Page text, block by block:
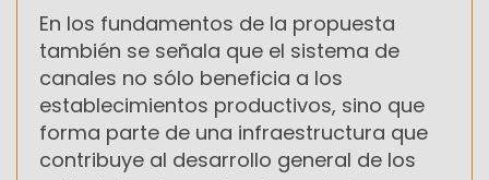
En los fundamentos de la propuesta
también se señala que el sistema de
canales no sólo beneficia a los
establecimientos productivos, sino que
forma parte de una infraestructura que
contribuye al desarrollo general de los